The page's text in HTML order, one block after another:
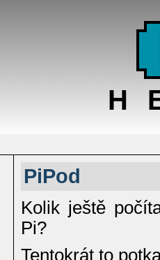
PiPod
Kolik ještě
Pi?
Tentokrát to